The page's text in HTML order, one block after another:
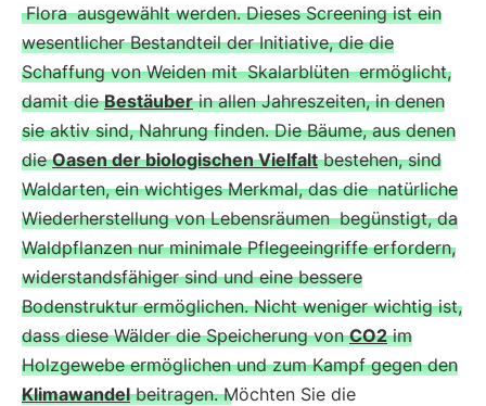
Flora ausgewählt werden. Dieses Screening ist ein
wesentlicher Bestandteil der Initiative, die die
Schaffung von Weiden mit Skalarblüten ermöglicht,
damit dieBestäuberin allen Jahreszeiten, in denen
sie aktiv sind, Nahrung finden. Die Bäume, aus denen
dieOasen der biologischen Vielfaltbestehen, sind
Waldarten, ein wichtiges Merkmal, das die natürliche
Wiederherstellung von Lebensräumen begünstigt, da
Waldpflanzen nur minimale Pflegeeingriffe erfordern,
widerstandsfähiger sind und eine bessere
Bodenstruktur ermöglichen. Nicht weniger wichtig ist,
dass diese Wälder die Speicherung vonCO2im
Holzgewebe ermöglichen und zum Kampf gegen den
Klimawandelbeitragen. Möchten Sie die